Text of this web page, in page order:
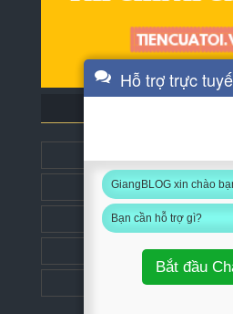
Đặt liên kết
Đặt liên kết
Đặt liên kết
Đặt liên kết
Hỗ trợ trực
GiangBLOG xin chào
Bạn cần hỗ trợ gì?
Bắt đầu